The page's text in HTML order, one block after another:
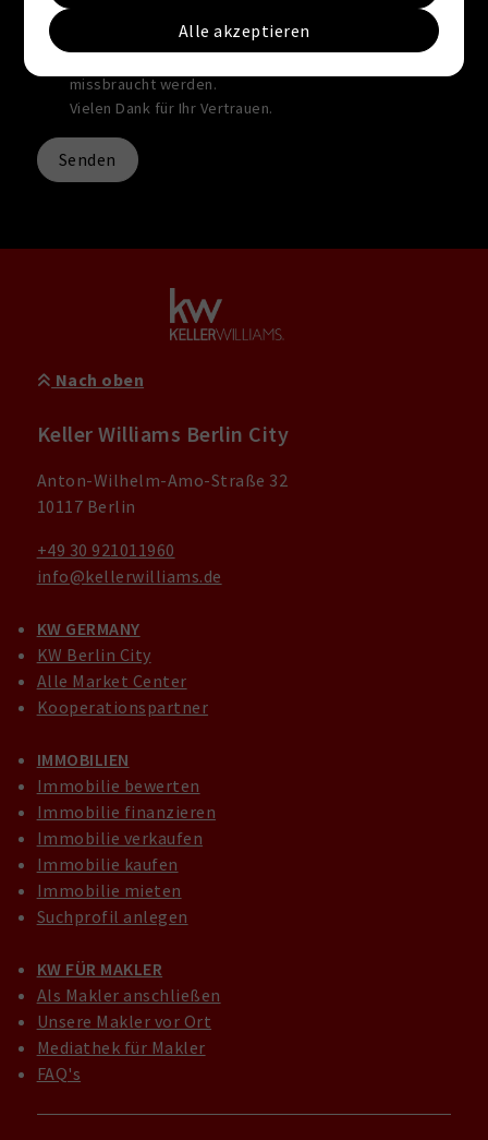
senden, werden streng vertraulich behandelt. Wir
garantieren, dass Ihre persönlichen Daten nicht an
missbraucht werden.
Vielen Dank für Ihr Vertrauen.
Senden
Nach oben
Keller Williams Berlin City
Anton-Wilhelm-Amo-Straße 32
10117 Berlin
+49 30 921011960
info@kellerwilliams.de
KW GERMANY
KW Berlin City
Alle Market Center
Kooperationspartner
IMMOBILIEN
Immobilie bewerten
Immobilie finanzieren
Immobilie verkaufen
Immobilie kaufen
Immobilie mieten
Suchprofil anlegen
KW FÜR MAKLER
Als Makler anschließen
Unsere Makler vor Ort
Mediathek für Makler
FAQ's
Alle akzeptieren